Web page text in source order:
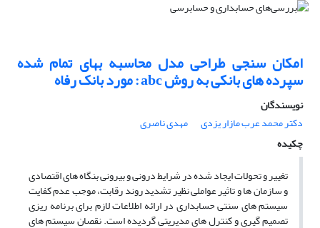
امکان سنجی طراحی مدل محاسبه بهای تمام شده
سپرده های بانکی به روش abc : مورد بانک رفاه
نویسندگان
دکتر محمد عرب مازار یزدی
مهدی ناصری
چکیده
تغییر و تحولات ایجاد شده در شرایط درونی و بیرونی بنگاه های اقتصادی
و سازمان ها و تاثیر عواملی نظیر تشدید روند رقابت، موجب عدم کفایت
سیستم های سنتی حسابداری در ارائه اطلاعات لازم برای برنامه ریزی
تصمیم گیری و کنترل های مدیریتی گردیده است. نقصان سیستم های